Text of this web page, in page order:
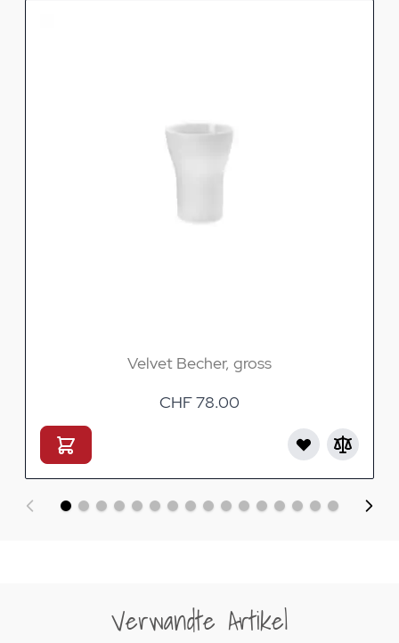
Velvet Becher, gross
CHF 78.00
Verwandte Artikel